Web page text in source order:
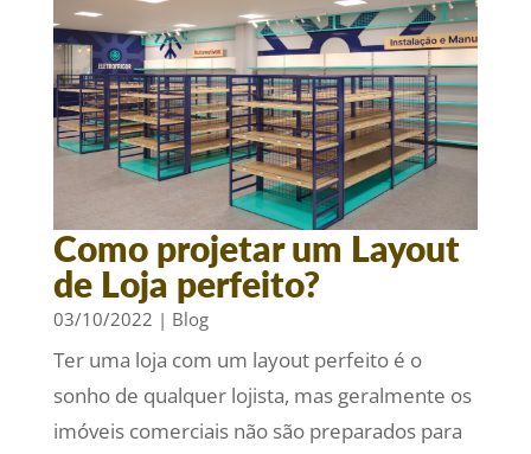
Como projetar um Layout
de Loja perfeito?
03/10/2022 | Blog
Ter uma loja com um layout perfeito é o
sonho de qualquer lojista, mas geralmente os
imóveis comerciais não são preparados para